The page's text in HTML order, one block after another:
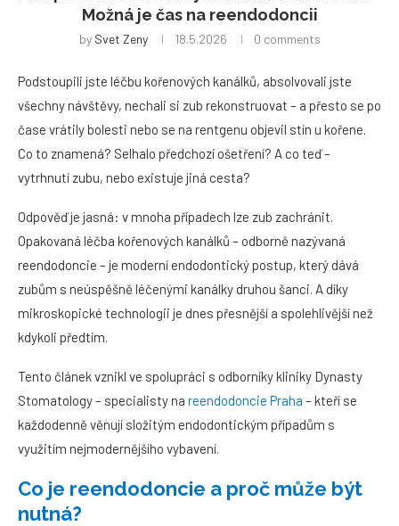
Možná je čas na reendodoncii
by Svet Zeny 18.5.2026 0 comments
Podstoupili jste léčbu kořenových kanálků, absolvovali jste
všechny návštěvy, nechali si zub rekonstruovat – a přesto se po
čase vrátily bolesti nebo se na rentgenu objevil stín u kořene.
Co to znamená? Selhalo předchozí ošetření? A co teď –
vytrhnutí zubu, nebo existuje jiná cesta?
Odpověď je jasná: v mnoha případech lze zub zachránit.
Opakovaná léčba kořenových kanálků – odborně nazývaná
reendodoncie – je moderní endodontický postup, který dává
zubům s neúspěšně léčenými kanálky druhou šanci. A díky
mikroskopické technologii je dnes přesnější a spolehlivější než
kdykoli předtím.
Tento článek vznikl ve spolupráci s odborníky kliniky Dynasty
Stomatology – specialisty na reendodoncie Praha – kteří se
každodenně věnují složitým endodontickým případům s
využitím nejmodernějšího vybavení.
Co je reendodoncie a proč může být
nutná?